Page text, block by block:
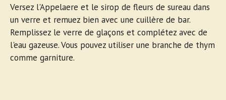
Versez l'Appelaere et le sirop de fleurs de sureau dans
un verre et remuez bien avec une cuillère de bar.
Remplissez le verre de glaçons et complétez avec de
l'eau gazeuse. Vous pouvez utiliser une branche de thym
comme garniture.